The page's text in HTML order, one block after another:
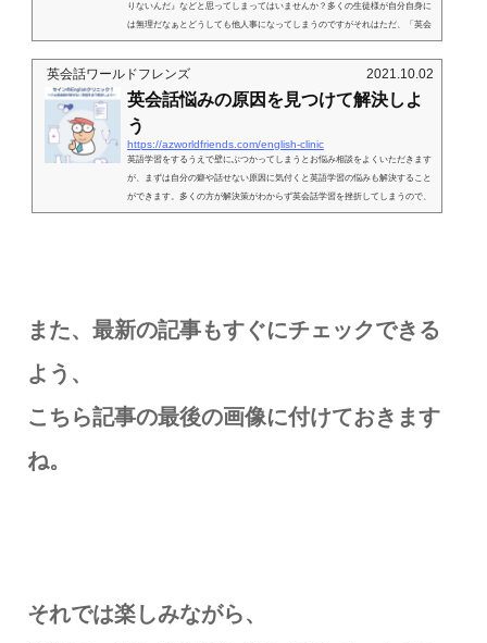
りないんだ』などと思ってしまってはいませんか？多くの生徒様が自分自身に
は無理だなぁとどうしても他人事になってしまうのですがそれはただ、「英会
話が話せるようになるために、何が足りないのか？」自分ではなかなかわから
ないからなのです。なので私たち教師などがいて、わからないところを一緒に
学習したり、コーチングすることで生徒さんも安心して前に進むことができま
すよ。今回はまず自分の英語レベルをカンタンに知ることができるレベルチェ
ックを...
英会話ワールドフレンズ 2021.10.02
英会話悩みの原因を見つけて解決しよ
う
https://azworldfriends.com/english-clinic
英語学習をするうえで壁にぶつかってしまうとお悩み相談をよくいただきます
が、まずは自分の癖や話せない原因に気付くと英語学習の悩みも解決すること
ができます。多くの方が解決策がわからず英会話学習を挫折してしまうので、
まずはその原因から一緒に確認していきましょう＾＾今回は英会話が話せない
また、最新の記事もすぐにチェックできる
よう、
こちら記事の最後の画像に付けておきます
ね。
それでは楽しみながら、